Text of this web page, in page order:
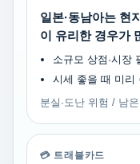
일본·동남아는 현
이 유리한 경우가
소규모 상점·시장
시세 좋을 때 미리
분실·도난 위험 / 남
💳 트래블카드